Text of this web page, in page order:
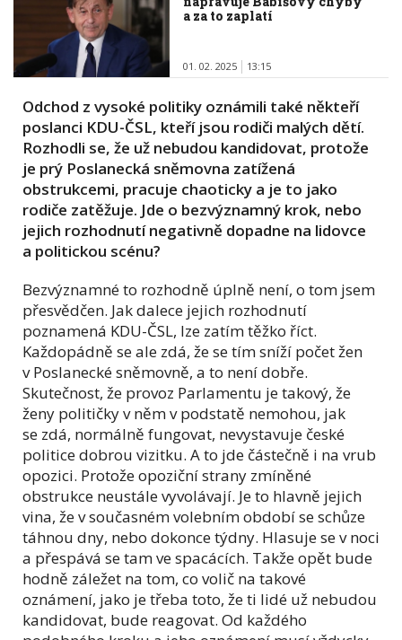
a za to zaplatí
01. 02. 2025 13:15
Odchod z vysoké politiky oznámili také někteří
poslanci KDU-ČSL, kteří jsou rodiči malých dětí.
Rozhodli se, že už nebudou kandidovat, protože
je prý Poslanecká sněmovna zatížená
obstrukcemi, pracuje chaoticky a je to jako
rodiče zatěžuje. Jde o bezvýznamný krok, nebo
jejich rozhodnutí negativně dopadne na lidovce
a politickou scénu?
Bezvýznamné to rozhodně úplně není, o tom jsem
přesvědčen. Jak dalece jejich rozhodnutí
poznamená KDU-ČSL, lze zatím těžko říct.
Každopádně se ale zdá, že se tím sníží počet žen
v Poslanecké sněmovně, a to není dobře.
Skutečnost, že provoz Parlamentu je takový, že
ženy političky v něm v podstatě nemohou, jak
se zdá, normálně fungovat, nevystavuje české
politice dobrou vizitku. A to jde částečně i na vrub
opozici. Protože opoziční strany zmíněné
obstrukce neustále vyvolávají. Je to hlavně jejich
vina, že v současném volebním období se schůze
táhnou dny, nebo dokonce týdny. Hlasuje se v noci
a přespává se tam ve spacácích. Takže opět bude
hodně záležet na tom, co volič na takové
oznámení, jako je třeba toto, že ti lidé už nebudou
kandidovat, bude reagovat. Od každého